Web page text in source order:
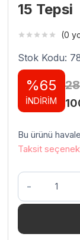
15 Tepsi
(0
Stok Kodu:
%65
İNDİRİM
Bu ürünü
Taksit
Öztiryakiler
Isıtmalı
Nem